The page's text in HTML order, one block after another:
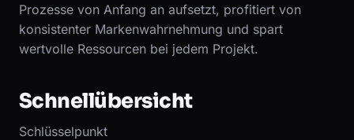
Prozesse von Anfang an aufsetzt, profitiert von
konsistenter Markenwahrnehmung und spart
wertvolle Ressourcen bei jedem Projekt.
Schnellübersicht
Schlüsselpunkt